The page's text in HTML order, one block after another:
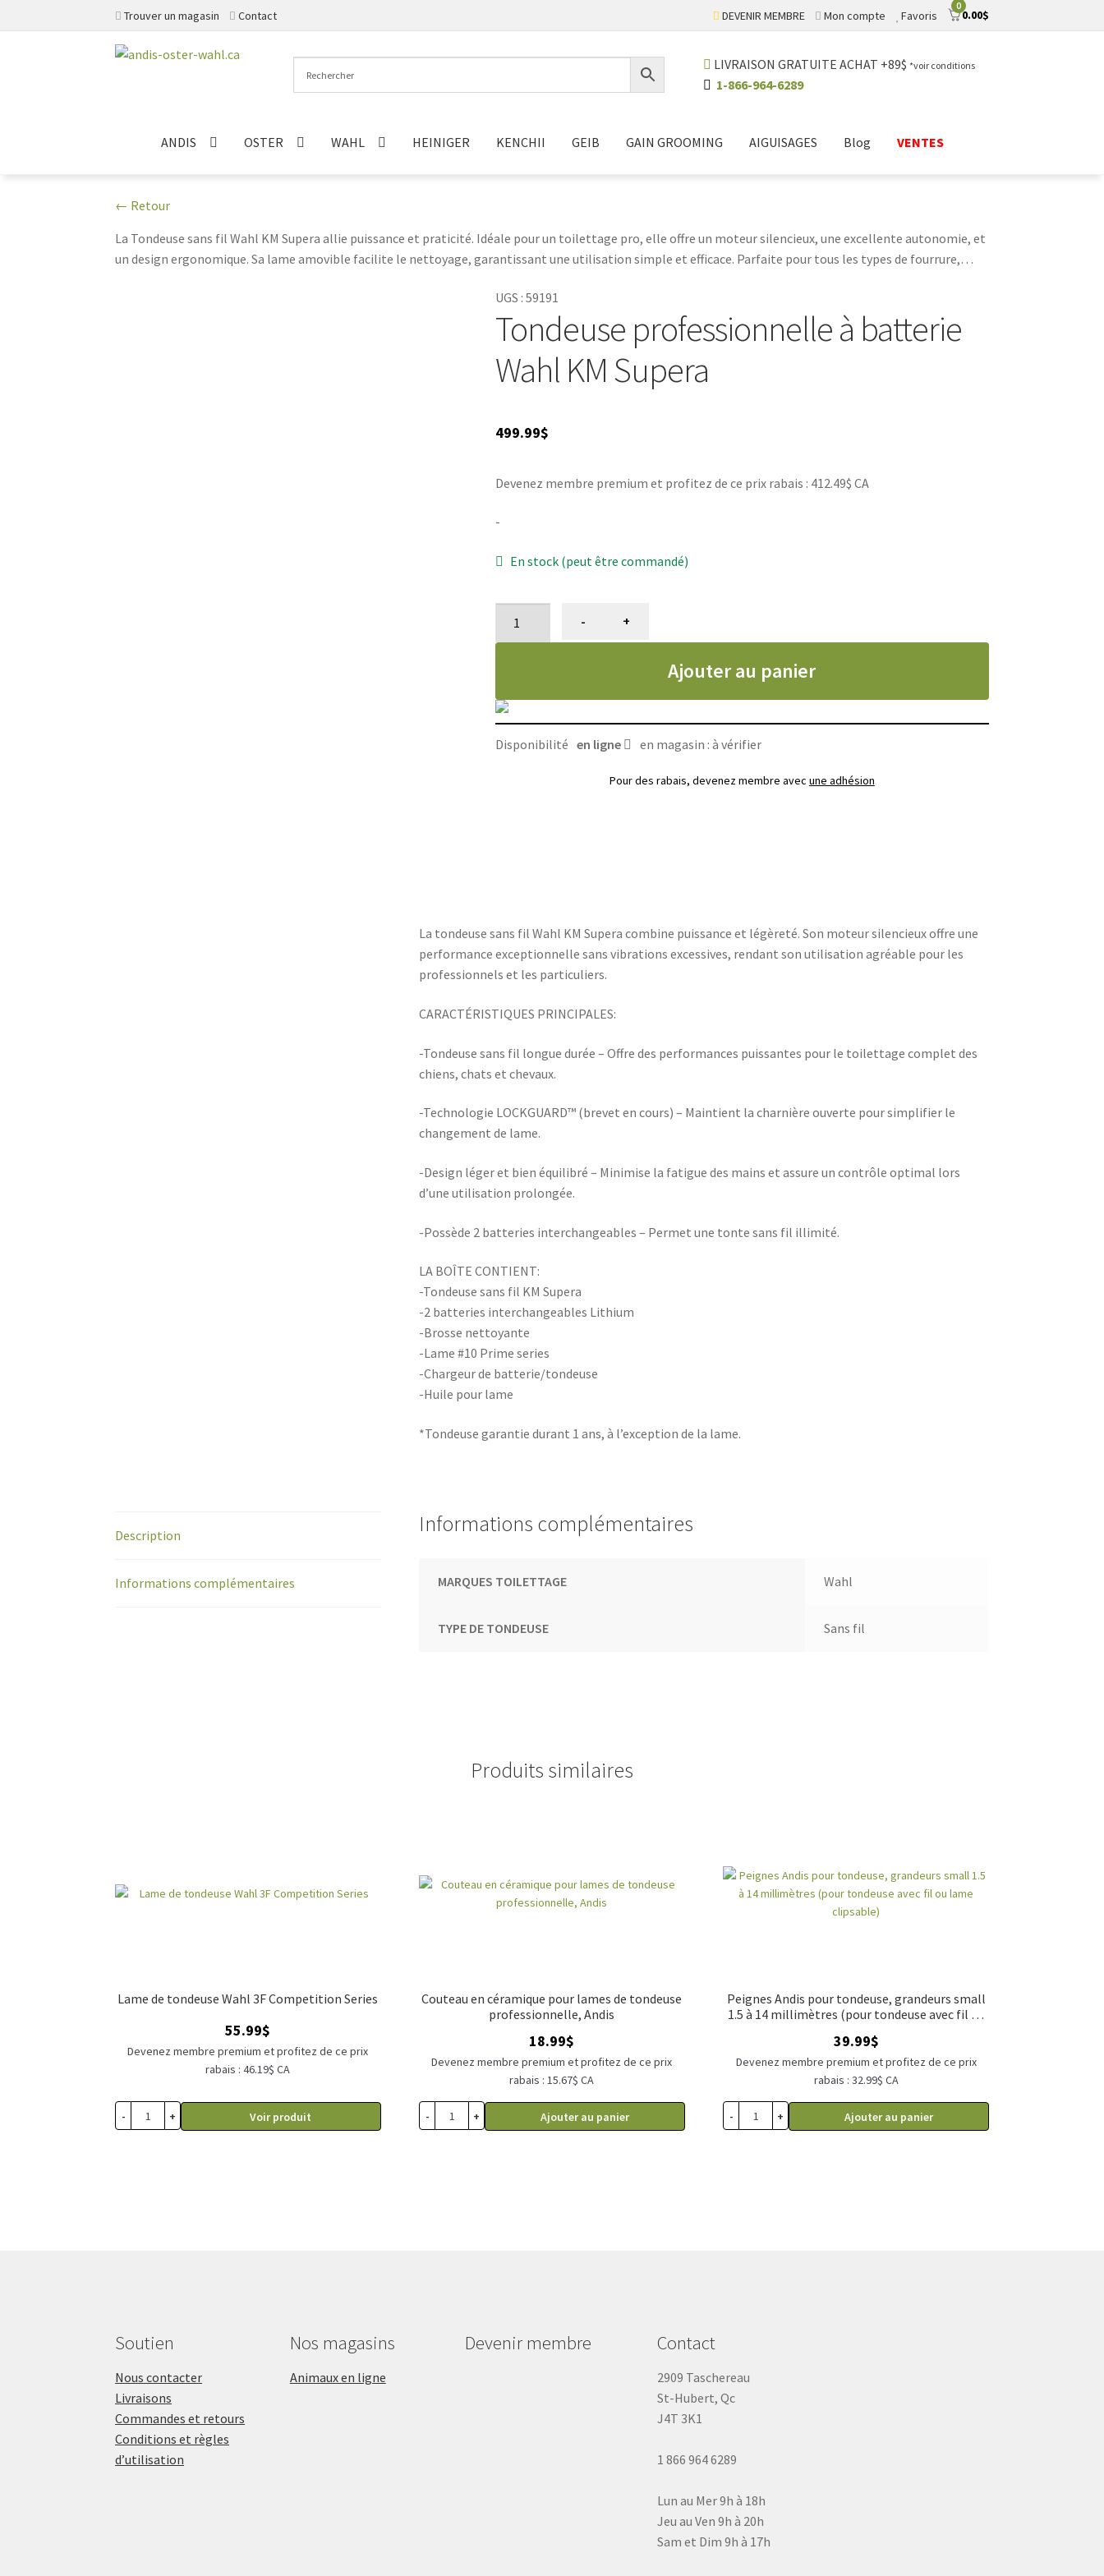
Trouver un magasin Contact
0
0.00$
DEVENIR MEMBRE Mon compte Favoris
Aller
Aller
LIVRAISON GRATUITE ACHAT +89$ *voir conditions
1-866-964-6289
ANDIS OSTER WAHL HEINIGER KENCHII GEIB GAIN GROOMING AIGUISAGES Blog VENTES
← Retour
La Tondeuse sans fil Wahl KM Supera allie puissance et praticité. Idéale pour un toilettage pro, elle offre un moteur silencieux, une excellente autonomie, et
un design ergonomique. Sa lame amovible facilite le nettoyage, garantissant une utilisation simple et efficace. Parfaite pour tous les types de fourrure,
pleinement de chaque séance de toilettage avec la Wahl KM Supera. Offrez à votre compagnon le soin qu'il mérite avec cette tondeuse de haut niveau!
UGS : 59191
Tondeuse professionnelle à batterie
Wahl KM Supera
499.99$
Devenez membre premium et profitez de ce prix rabais : 412.49$ CA
-
En stock (peut être commandé)
KM
- +
Ajouter au panier
Disponibilité en ligne en magasin : à vérifier
Pour des rabais, devenez membre avec une adhésion
La tondeuse sans fil Wahl KM Supera combine puissance et légèreté. Son moteur silencieux offre une
performance exceptionnelle sans vibrations excessives, rendant son utilisation agréable pour les
professionnels et les particuliers.
CARACTÉRISTIQUES PRINCIPALES:
-Tondeuse sans fil longue durée – Offre des performances puissantes pour le toilettage complet des
chiens, chats et chevaux.
-Technologie LOCKGUARD™ (brevet en cours) – Maintient la charnière ouverte pour simplifier le
changement de lame.
-Design léger et bien équilibré – Minimise la fatigue des mains et assure un contrôle optimal lors
d’une utilisation prolongée.
-Possède 2 batteries interchangeables – Permet une tonte sans fil illimité.
LA BOÎTE CONTIENT:
-Tondeuse sans fil KM Supera
-2 batteries interchangeables Lithium
-Brosse nettoyante
-Lame #10 Prime series
-Chargeur de batterie/tondeuse
-Huile pour lame
*Tondeuse garantie durant 1 ans, à l’exception de la lame.
Informations complémentaires
MARQUES TOILETTAGE Wahl
TYPE DE TONDEUSE Sans fil
Description
Informations complémentaires
Produits similaires
Lame de tondeuse Wahl 3F Competition Series
55.99$
Devenez membre premium et profitez de ce prix
rabais : 46.19$ CA
- + Voir produit
Couteau en céramique pour lames de tondeuse
professionnelle, Andis
18.99$
Devenez membre premium et profitez de ce prix
rabais : 15.67$ CA
- + Ajouter au panier
Peignes Andis pour tondeuse, grandeurs small
1.5 à 14 millimètres (pour tondeuse avec fil ou
39.99$
Devenez membre premium et profitez de ce prix
rabais : 32.99$ CA
- + Ajouter au panier
Soutien
Nous contacter
Livraisons
Commandes et retours
Conditions et règles
d’utilisation
Nos magasins
Animaux en ligne
Devenir membre Contact
2909 Taschereau
St-Hubert, Qc
J4T 3K1
1 866 964 6289
Lun au Mer 9h à 18h
Jeu au Ven 9h à 20h
Sam et Dim 9h à 17h